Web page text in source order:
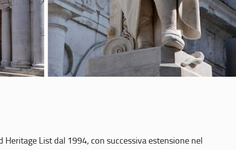
Heritage List dal 1994, con successiva estensione nel